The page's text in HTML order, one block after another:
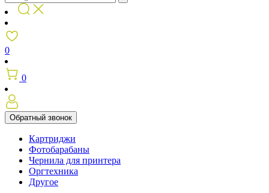
0
0
Обратный звонок
Картриджи
Фотобарабаны
Чернила для принтера
Оргтехника
Другое